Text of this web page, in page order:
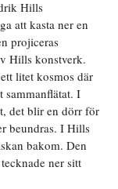
Hills
att kasta ner en
projiceras
Hills konstverk.
litet kosmos där
sammanflätat. I
det blir en dörr för
beundras. I Hills
bakom. Den
ner sitt